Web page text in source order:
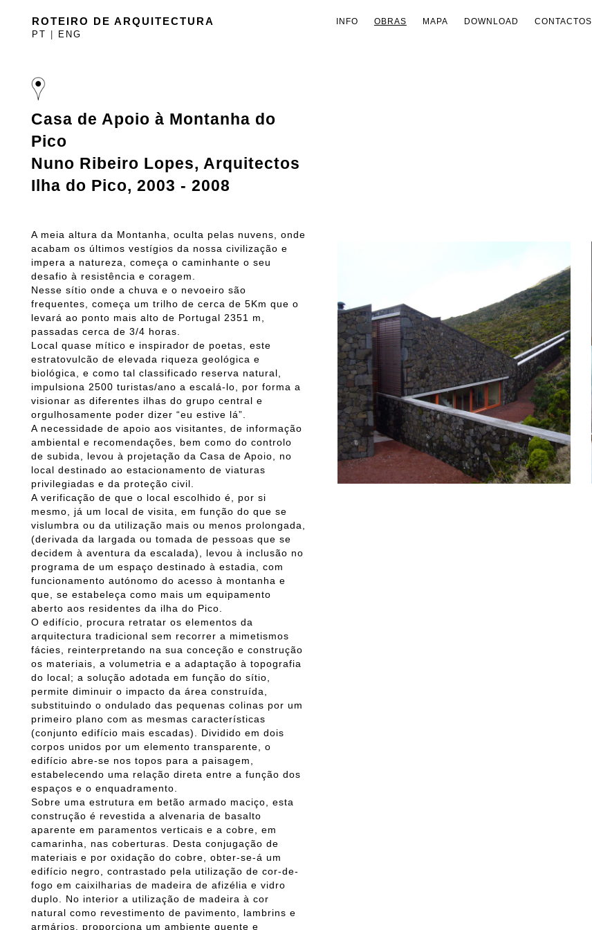
ROTEIRO DE ARQUITECTURA
PT ENG
INFO OBRAS MAPA DOWNLOAD CONTACTOS
Casa de Apoio à Montanha do
Pico
Nuno Ribeiro Lopes, Arquitectos
Ilha do Pico, 2003 - 2008
A meia altura da Montanha, oculta pelas nuvens, onde
acabam os últimos vestígios da nossa civilização e
impera a natureza, começa o caminhante o seu
desafio à resistência e coragem.
Nesse sítio onde a chuva e o nevoeiro são
frequentes, começa um trilho de cerca de 5Km que o
levará ao ponto mais alto de Portugal 2351 m,
passadas cerca de 3/4 horas.
Local quase mítico e inspirador de poetas, este
estratovulcão de elevada riqueza geológica e
biológica, e como tal classificado reserva natural,
impulsiona 2500 turistas/ano a escalá-lo, por forma a
visionar as diferentes ilhas do grupo central e
orgulhosamente poder dizer “eu estive lá”.
A necessidade de apoio aos visitantes, de informação
ambiental e recomendações, bem como do controlo
de subida, levou à projetação da Casa de Apoio, no
local destinado ao estacionamento de viaturas
privilegiadas e da proteção civil.
A verificação de que o local escolhido é, por si
mesmo, já um local de visita, em função do que se
vislumbra ou da utilização mais ou menos prolongada,
(derivada da largada ou tomada de pessoas que se
decidem à aventura da escalada), levou à inclusão no
programa de um espaço destinado à estadia, com
funcionamento autónomo do acesso à montanha e
que, se estabeleça como mais um equipamento
aberto aos residentes da ilha do Pico.
O edifício, procura retratar os elementos da
arquitectura tradicional sem recorrer a mimetismos
fácies, reinterpretando na sua conceção e construção
os materiais, a volumetria e a adaptação à topografia
do local; a solução adotada em função do sítio,
permite diminuir o impacto da área construída,
substituindo o ondulado das pequenas colinas por um
primeiro plano com as mesmas características
(conjunto edifício mais escadas). Dividido em dois
corpos unidos por um elemento transparente, o
edifício abre-se nos topos para a paisagem,
estabelecendo uma relação direta entre a função dos
espaços e o enquadramento.
Sobre uma estrutura em betão armado maciço, esta
construção é revestida a alvenaria de basalto
aparente em paramentos verticais e a cobre, em
camarinha, nas coberturas. Desta conjugação de
materiais e por oxidação do cobre, obter-se-á um
edifício negro, contrastado pela utilização de cor-de-
fogo em caixilharias de madeira de afizélia e vidro
duplo. No interior a utilização de madeira à cor
natural como revestimento de pavimento, lambrins e
armários, proporciona um ambiente quente e